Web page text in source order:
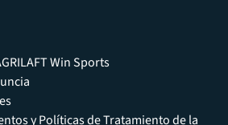
Win Sports
y Políticas de Tratamiento de la